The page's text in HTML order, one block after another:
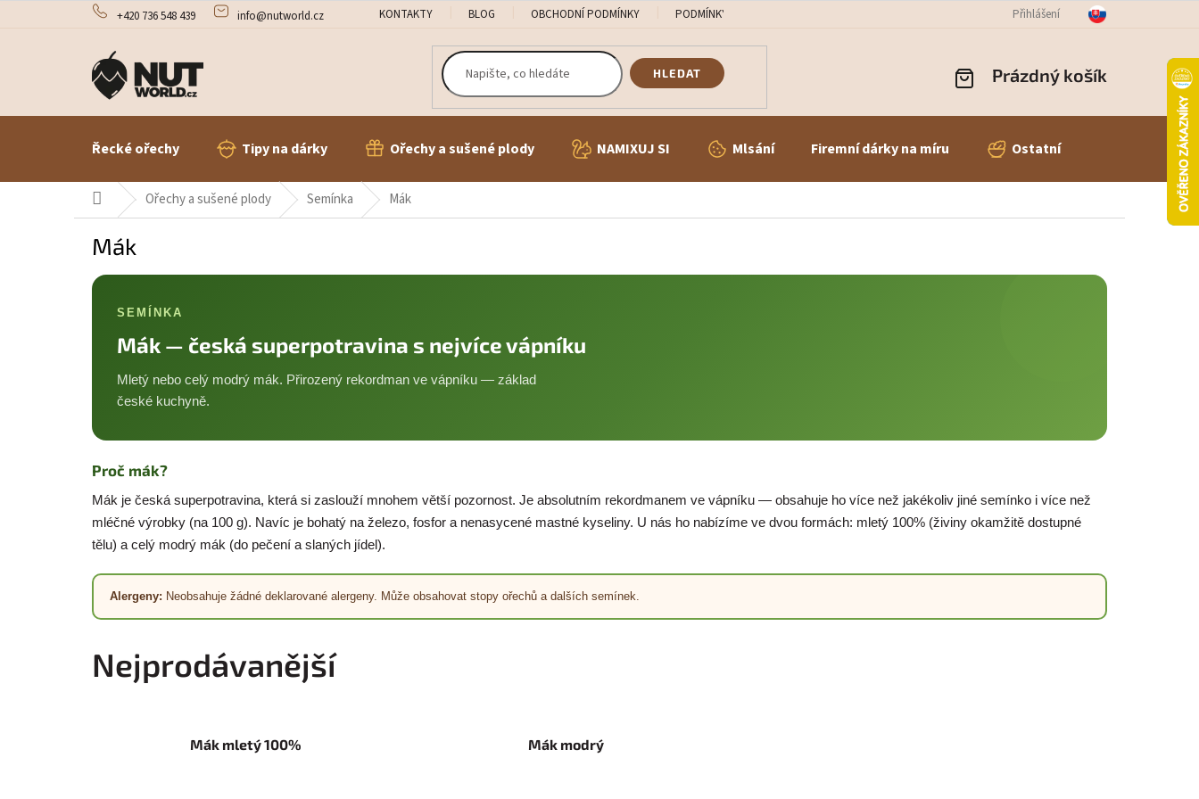
+420 736 548 439 info@nutworld.cz KONTAKTY BLOG OBCHODNÍ PODMÍNKY PODMÍNKY OCHRANY OSOBNÍCH ÚDAJŮ ODSTOUPENÍ OD SMLOUVY REKLAMACE ZBOŽÍ
Přihlášení
HLEDAT
NÁKUPNÍ
Prázdný košík
Řecké ořechy Tipy na dárky Ořechy a sušené plody NAMIXUJ SI Mlsání Firemní dárky na míru Ostatní
Domů Ořechy a sušené plody Semínka Mák
Mák
SEMÍNKA
Mák — česká superpotravina s nejvíce vápníku
Mletý nebo celý modrý mák. Přirozený rekordman ve vápníku — základ
české kuchyně.
Proč mák?
Mák je česká superpotravina, která si zaslouží mnohem větší pozornost. Je absolutním rekordmanem ve vápníku — obsahuje ho více než jakékoliv jiné semínko i více než
mléčné výrobky (na 100 g). Navíc je bohatý na železo, fosfor a nenasycené mastné kyseliny. U nás ho nabízíme ve dvou formách: mletý 100% (živiny okamžitě dostupné
tělu) a celý modrý mák (do pečení a slaných jídel).
Alergeny: Neobsahuje žádné deklarované alergeny. Může obsahovat stopy ořechů a dalších semínek.
Nejprodávanější
Mák mletý 100% Mák modrý